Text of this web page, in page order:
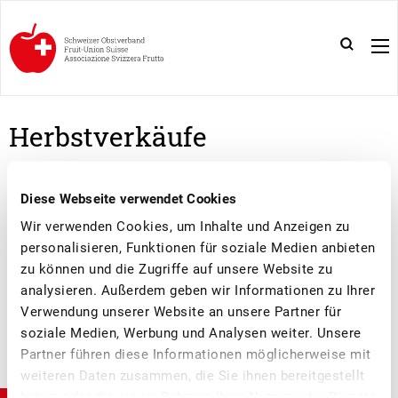
Diese Webseite verwendet Cookies
Wir verwenden Cookies, um Inhalte und Anzeigen zu
personalisieren, Funktionen für soziale Medien anbieten
zu können und die Zugriffe auf unsere Website zu
analysieren. Außerdem geben wir Informationen zu Ihrer
Verwendung unserer Website an unsere Partner für
soziale Medien, Werbung und Analysen weiter. Unsere
Partner führen diese Informationen möglicherweise mit
weiteren Daten zusammen, die Sie ihnen bereitgestellt
Herbstverkäufe
HERBSTVERKÄUFE TAFELKERNOBST 2021